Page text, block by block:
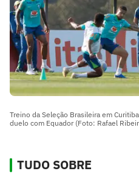
Treino da Seleção Brasileira em
duelo com Equador (Foto: Rafael
TUDO SOBRE